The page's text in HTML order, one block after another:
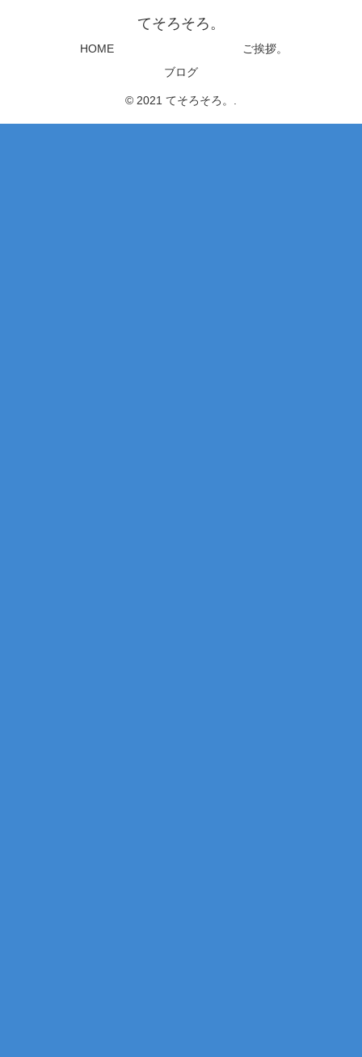
てそろそろ。
HOME
ご挨拶。
ブログ
© 2021 てそろそろ。.